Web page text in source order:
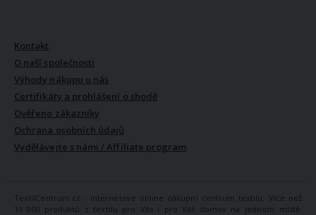
Kontakt
O naší společnosti
Výhody nákupu u nás
Certifikáty a prohlášení o shodě
Ověřeno zákazníky
Ochrana osobních údajů
Vydělávejte s námi / Affiliate program
TextilCentrum.cz - internetové online nákupní centrum textilu. Více než
15 000 produktů z textilu pro Vás i pro Váš domov na jednom místě.